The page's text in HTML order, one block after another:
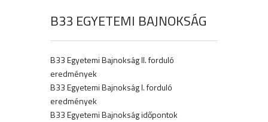
B33 EGYETEMI BAJNOKSÁG
B33 Egyetemi Bajnokság II. forduló
eredmények
B33 Egyetemi Bajnokság I. forduló
eredmények
B33 Egyetemi Bajnokság időpontok